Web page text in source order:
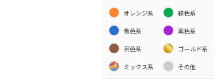
オレンジ系
緑色系
青色系
紫色系
茶色系
ゴールド系
ミックス系
その他